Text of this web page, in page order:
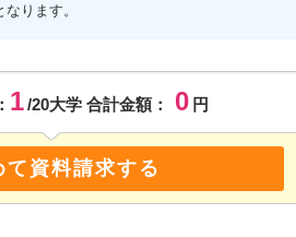
ります。
1 /20大学 合計金額： 0 円
て資料請求する